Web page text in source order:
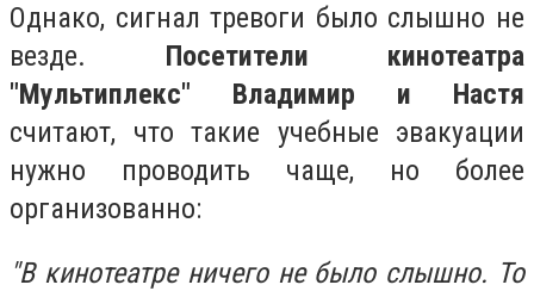
Однако, сигнал тревоги было слышно не
везде. Посетители кинотеатра
"Мультиплекс" Владимир и Настя
считают, что такие учебные эвакуации
нужно проводить чаще, но более
организованно:
"В кинотеатре ничего не было слышно. То